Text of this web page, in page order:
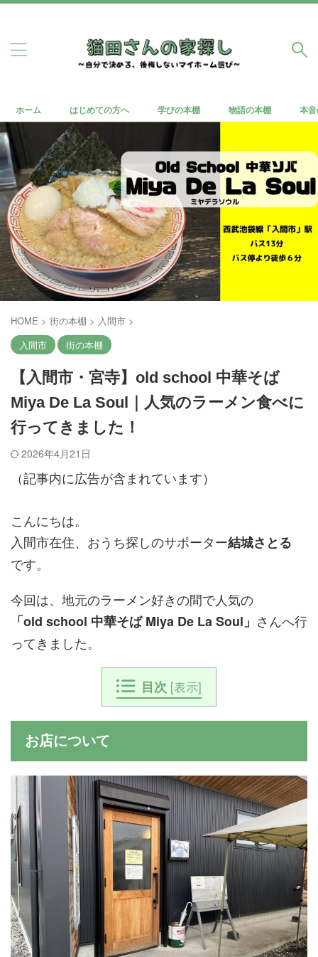
ホーム はじめての方へ 学びの本棚 物語の本棚 本
HOME > 街の本棚 > 入間市 >
入間市
街の本棚
【入間市・宮寺】old school 中華そば
Miya De La Soul｜人気のラーメン食べに
行ってきました！
2026年4月21日
（記事内に広告が含まれています）
こんにちは。
入間市在住、おうち探しのサポーター結城さとる
です。
今回は、地元のラーメン好きの間で人気の
「old school 中華そば Miya De La Soul」 さんへ行
ってきました。
目次 [表示]
お店について